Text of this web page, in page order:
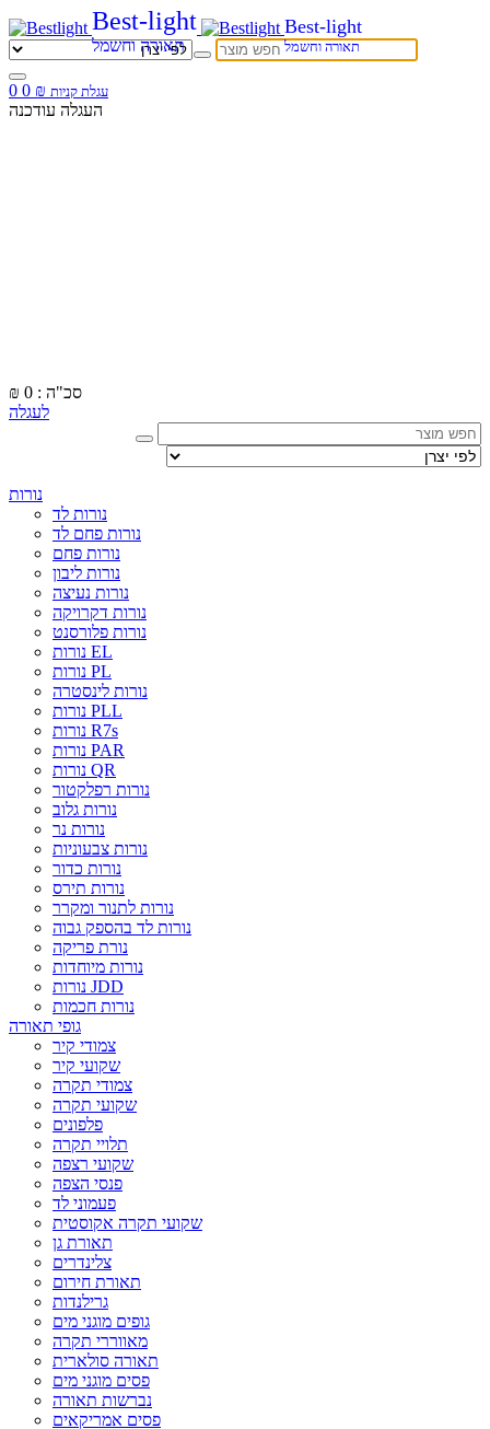
Best-light
תאורה וחשמל
Best-light
תאורה וחשמל
0 עגלת קניות ₪
0
העגלה עודכנה
₪
סכ"ה : 0
לעגלה
נורות
נורות לד
נורות פחם לד
נורות פחם
נורות ליבון
נורות נעיצה
נורות דקרויקה
נורות פלורסנט
נורות EL
נורות PL
נורות לינסטרה
נורות PLL
נורות R7s
נורות PAR
נורות QR
נורות רפלקטור
נורות גלוב
נורות נר
נורות צבעוניות
נורות כדור
נורות תירס
נורות לתנור ומקרר
נורות לד בהספק גבוה
נורת פריקה
נורות מיוחדות
נורות JDD
נורות חכמות
גופי תאורה
צמודי קיר
שקועי קיר
צמודי תקרה
שקועי תקרה
פלפונים
תלויי תקרה
שקועי רצפה
פנסי הצפה
פעמוני לד
שקועי תקרה אקוסטית
תאורת גן
צלינדרים
תאורת חירום
גרילנדות
גופים מוגני מים
מאווררי תקרה
תאורה סולארית
פסים מוגני מים
נברשות תאורה
פסים אמריקאים